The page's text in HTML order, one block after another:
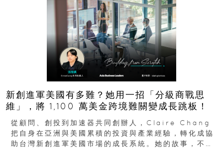
新創進軍美國有多難？她用一招「分級商戰思
維」，將 1,100 萬美金跨境難關變成長跳板！
從顧問、創投到加速器共同創辦人，Claire Chang
把自身在亞洲與美國累積的投資與產業經驗，轉化成協
助台灣新創進軍美國市場的成長系統。她的故事，不只